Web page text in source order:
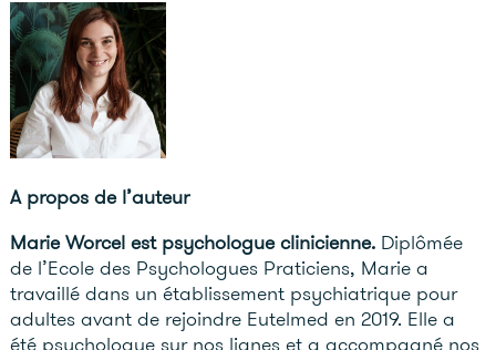
A propos de l’auteur
Marie Worcel est psychologue clinicienne. Diplômée
de l’Ecole des Psychologues Praticiens, Marie a
travaillé dans un établissement psychiatrique pour
adultes avant de rejoindre Eutelmed en 2019. Elle a
été psychologue sur nos lignes et a accompagné nos